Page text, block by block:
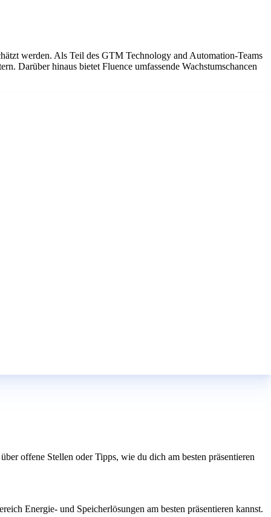
werden. Als Teil des GTM Technology and Automation-Teams
Darüber hinaus bietet Fluence umfassende Wachstumschancen
offene Stellen oder Tipps, wie du dich am besten präsentieren
Energie- und Speicherlösungen am besten präsentieren kannst.